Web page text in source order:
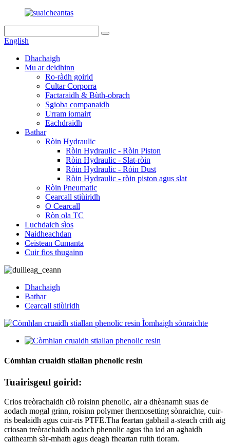
English
Dhachaigh
Mu ar deidhinn
Ro-ràdh goirid
Cultar Corporra
Factaraidh & Bùth-obrach
Sgioba companaidh
Urram iomairt
Eachdraidh
Bathar
Ròin Hydraulic
Ròin Hydraulic - Ròin Piston
Ròin Hydraulic - Slat-ròin
Ròin Hydraulic - Ròin Dust
Ròin Hydraulic - ròin piston agus slat
Ròin Pneumatic
Cearcall stiùiridh
O Cearcall
Ròn ola TC
Luchdaich sìos
Naidheachdan
Ceistean Cumanta
Cuir fios thugainn
Dhachaigh
Bathar
Cearcall stiùiridh
Còmhlan cruaidh stiallan phenolic resin
Tuairisgeul goirid:
Crios treòrachaidh clò roisinn phenolic, air a dhèanamh suas de
aodach mogal grinn, roisinn polymer thermosetting sònraichte, cuir-
ris bealaidh agus cuir-ris PTFE.Tha feartan gabhail a-steach crith aig
criosan treòrachaidh aodach phenolic agus tha iad an aghaidh
caitheamh sàr-mhath agus deagh fheartan ruith tioram.